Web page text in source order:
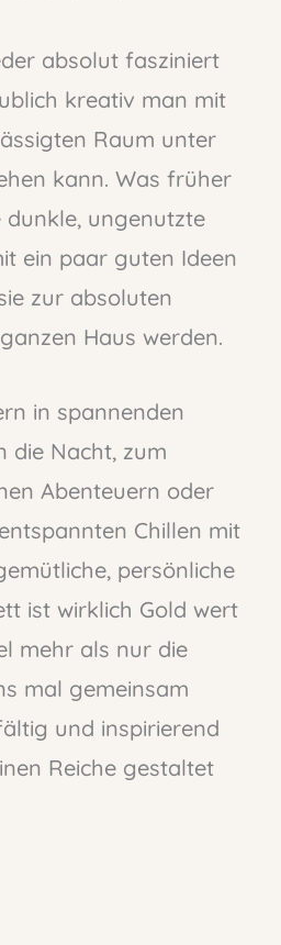
absolut fasziniert
kreativ man mit
Raum unter
kann. Was früher
ungenutzte
ein paar guten Ideen
zur absoluten
Haus werden.
in spannenden
die Nacht, zum
Abenteuern oder
Chillen mit
persönliche
ist wirklich Gold wert
mehr als nur die
mal gemeinsam
und inspirierend
Reiche gestaltet